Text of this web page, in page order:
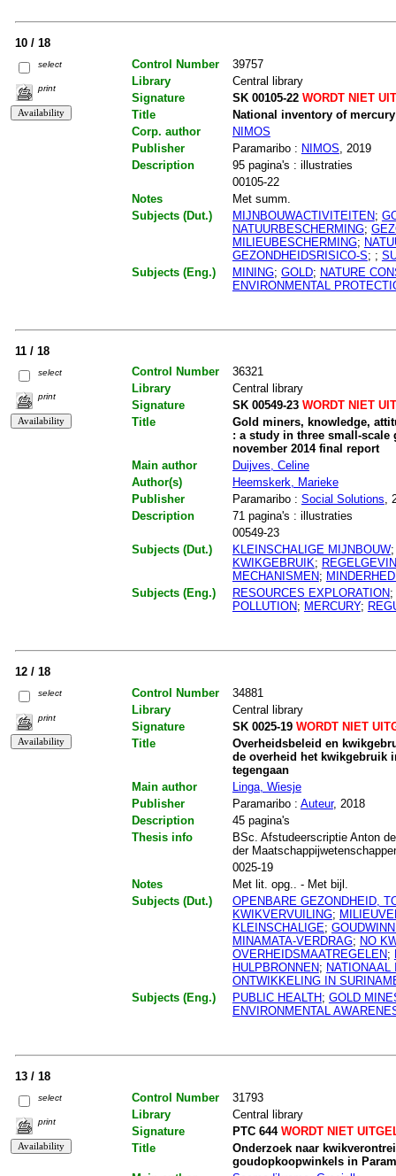
10 / 18
select
print
Control Number
39757
Library
Central library
Signature
SK 00105-22WORDT NIET
Title
National inventory of
Corp. author
NIMOS
Publisher
Paramaribo : NIMOS , 2019
Description
95 pagina's : illustraties
00105-22
Notes
Met summ.
Subjects (Dut.)
MIJNBOUWACTIVITEITEN;
NATUURBESCHERMING;
MILIEUBESCHERMING;
GEZONDHEIDSRISICO-S; ;
Subjects (Eng.)
MINING; GOLD; NATURE
ENVIRONMENTAL
11 / 18
select
print
Control Number
36321
Library
Central library
Signature
SK 00549-23WORDT NIET
Title
Gold miners, knowledge,
: a study in three small-
november 2014 final report
Main author
Duijves, Celine
Author(s)
Heemskerk, Marieke
Publisher
Paramaribo : Social Solutions,
Description
71 pagina's : illustraties
00549-23
Subjects (Dut.)
KLEINSCHALIGE MIJNBOUW
KWIKGEBRUIK;
MECHANISMEN;
Subjects (Eng.)
RESOURCES EXPLORATION;
POLLUTION; MERCURY;
12 / 18
select
print
Control Number
34881
Library
Central library
Signature
SK 0025-19WORDT NIET
Title
Overheidsbeleid en
de overheid het kwikgebruik
tegengaan
Main author
Linga, Wiesje
Publisher
Paramaribo : Auteur, 2018
Description
45 pagina's
Thesis info
BSc. Afstudeerscriptie Anton
der
0025-19
Notes
Met lit. opg.. - Met bijl.
Subjects (Dut.)
OPENBARE GEZONDHEID,
KWIKVERVUILING;
KLEINSCHALIGE;
MINAMATA-VERDRAG; NO
OVERHEIDSMAATREGELEN;
HULPBRONNEN;
ONTWIKKELING IN
Subjects (Eng.)
PUBLIC HEALTH; GOLD
ENVIRONMENTAL
13 / 18
select
print
Control Number
31793
Library
Central library
Signature
PTC 644WORDT NIET
Title
Onderzoek naar
goudopkoopwinkels in